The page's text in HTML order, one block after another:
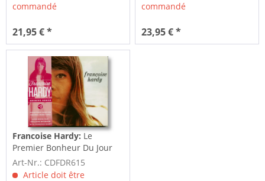
commandé
21,95 € *
commandé
23,95 € *
Francoise Hardy: Le
Premier Bonheur Du Jour
(CD)
Art-Nr.: CDFDR615
Article doit être